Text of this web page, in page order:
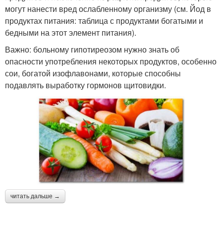
могут нанести вред ослабленному организму (см. Йод в
продуктах питания: таблица с продуктами богатыми и
бедными на этот элемент питания).
Важно: больному гипотиреозом нужно знать об
опасности употребления некоторых продуктов, особенно
сои, богатой изофлавонами, которые способны
подавлять выработку гормонов щитовидки.
читать дальше →